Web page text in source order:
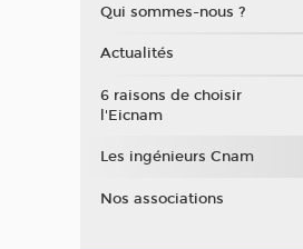
Qui sommes-nous ?
Actualités
6 raisons de choisir
l'Eicnam
Les ingénieurs Cnam
Nos associations